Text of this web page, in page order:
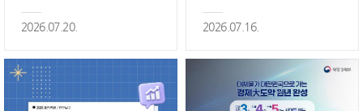
정상화 #2편
2026.07.20. 2026.07.16.